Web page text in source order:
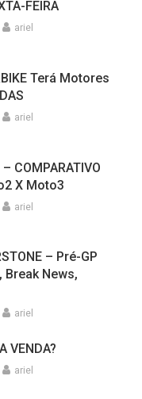
FEIRA
ariel
Terá Motores
ariel
COMPARATIVO
X Moto3
ariel
– Pré-GP
Break News,
ariel
VENDA?
ariel